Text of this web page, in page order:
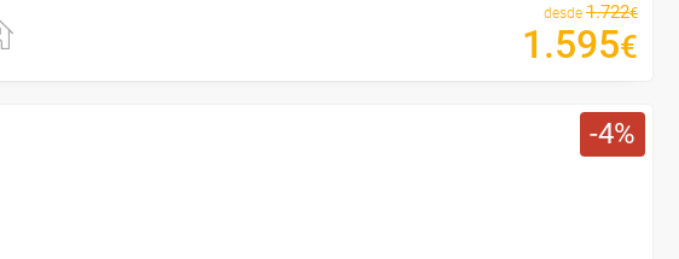
desde 1.722€
1 .595€
4